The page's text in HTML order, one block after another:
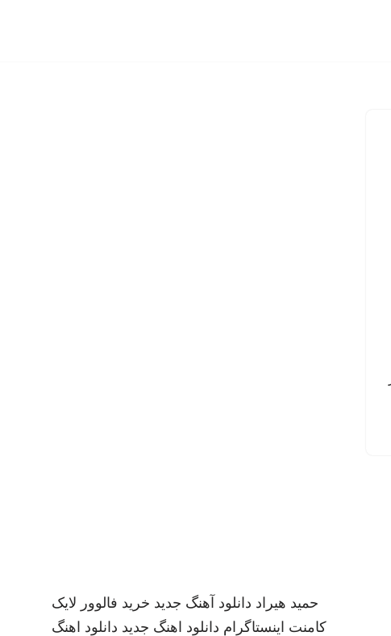
حمید هیراد دانلود آهنگ جدید خرید فالوور لایک
کامنت اینستاگرام دانلود اهنگ جدید دانلود اهنگ